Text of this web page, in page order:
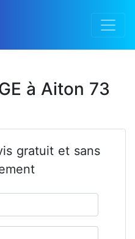
à Aiton 73
gratuit et sans